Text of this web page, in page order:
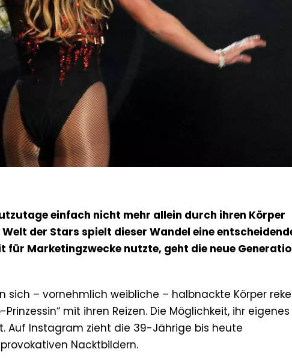
einfach nicht mehr allein durch ihren Körper
der Stars spielt dieser Wandel eine
für Marketingzwecke nutzte, geht die neue
sich – vornehmlich weibliche – halbnackte Körper
mit ihren Reizen. Die Möglichkeit, ihr eigenes
Auf Instagram zieht die 39-Jährige bis heute
Nacktbildern.